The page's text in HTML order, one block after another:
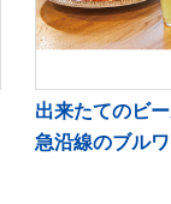
出来たてのビ
急沿線のブル